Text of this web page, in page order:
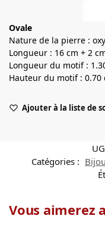
Ovale
Nature de la pierre :
Longueur : 16 cm + 2
Longueur du motif :
Hauteur du motif : 0.70
Ajouter à la liste de
Catégories :
Vous aimerez